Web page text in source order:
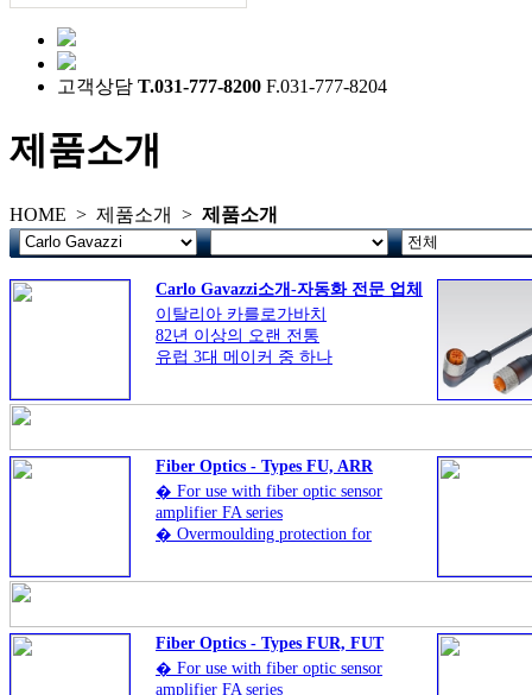
고객상담 T.031-777-8200 F.031-777-8204
제품소개
HOME > 제품소개 > 제품소개
Carlo Gavazzi소개-자동화 전문 업체
이탈리아 카를로가바치
82년 이상의 오랜 전통
유럽 3대 메이커 중 하나
Fiber Optics - Types FU, ARR
� For use with fiber optic sensor
amplifier FA series
� Overmoulding protection for
durability
Fiber Optics - Types FUR, FUT
� For use with fiber optic sensor
amplifier FA series